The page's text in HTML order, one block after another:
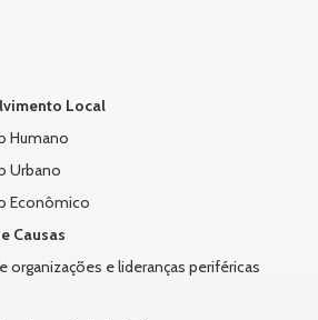
Local
Humano
Urbano
Econômico
Causas
organizações e lideranças periféricas